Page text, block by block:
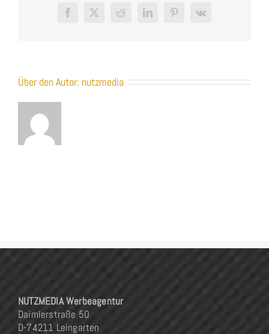
Facebook
X RedditLinkedInPinterest
Vk
Über den Autor: nutzmedia
NUTZMEDIA Werbeagentur
Daimlerstraße 50
D-74211 Leingarten